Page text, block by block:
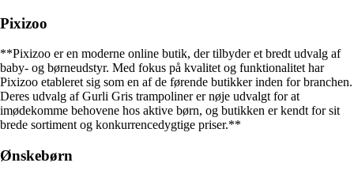
Pixizoo
**Pixizoo er en moderne online butik, der tilbyder et bredt udvalg af
baby- og børneudstyr. Med fokus på kvalitet og funktionalitet har
Pixizoo etableret sig som en af de førende butikker inden for branchen.
Deres udvalg af Gurli Gris trampoliner er nøje udvalgt for at
imødekomme behovene hos aktive børn, og butikken er kendt for sit
brede sortiment og konkurrencedygtige priser.**
Ønskebørn